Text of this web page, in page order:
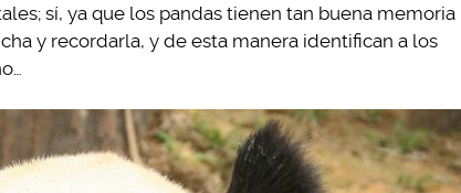
sí, ya que los pandas tienen tan buena memoria
y recordarla, y de esta manera identifican a los